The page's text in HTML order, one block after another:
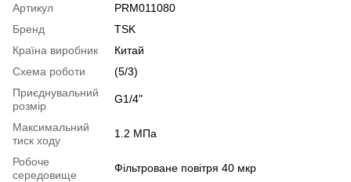
Артикул
PRM011080
Бренд
TSK
Країна виробник
Китай
Схема роботи
(5/3)
Приєднувальний
розмір
G1/4"
Максимальний
тиск ходу
1.2 MПа
Робоче
середовище
Фільтроване повітря 40 мкр